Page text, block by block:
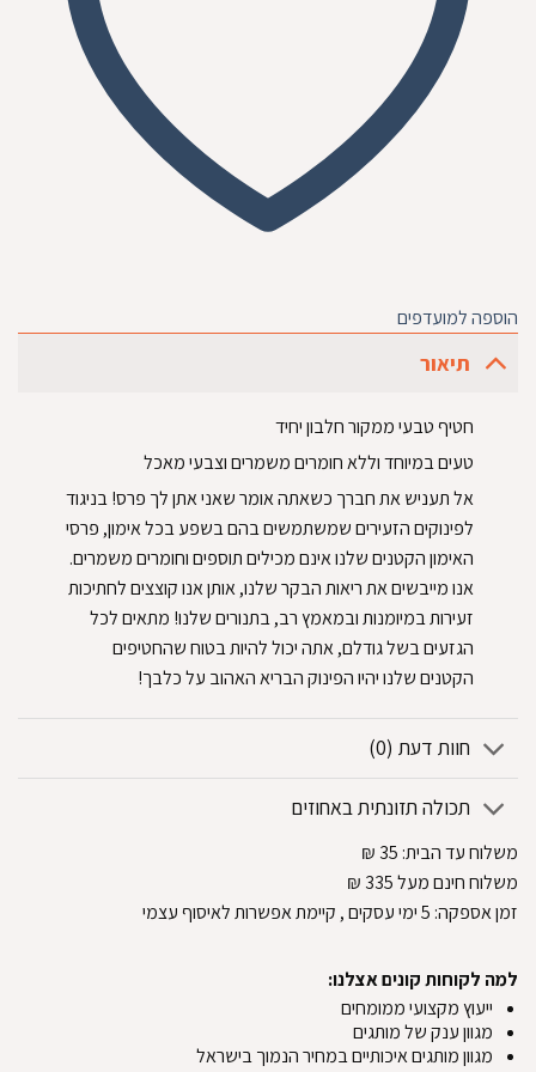
הוספה למועדפים
תיאור
חטיף טבעי ממקור חלבון יחיד
טעים במיוחד וללא חומרים משמרים וצבעי מאכל
אל תעניש את חברך כשאתה אומר שאני אתן לך פרס! בניגוד
לפינוקים הזעירים שמשתמשים בהם בשפע בכל אימון, פרסי
האימון הקטנים שלנו אינם מכילים תוספים וחומרים משמרים.
אנו מייבשים את ריאות הבקר שלנו, אותן אנו קוצצים לחתיכות
זעירות במיומנות ובמאמץ רב, בתנורים שלנו! מתאים לכל
הגזעים בשל גודלם, אתה יכול להיות בטוח שהחטיפים
הקטנים שלנו יהיו הפינוק הבריא האהוב על כלבך!
חוות דעת (0)
תכולה תזונתית באחוזים
משלוח עד הבית:
₪
משלוח חינם מעל 335
₪
זמן אספקה: 5ימי עסקים, קיימת אפשרות לאיסוף עצמי
למה לקוחות קונים אצלנו:
ייעוץ מקצועי ממומחים
מגוון ענק של מותגים
מגוון מותגים איכותיים במחיר הנמוך בישראל